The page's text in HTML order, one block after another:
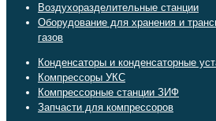
Воздухоразделительные станции
Оборудование для хранения и
газов
Конденсаторы и конденсаторные
Компрессоры УКС
Компрессорные станции ЗИФ
Запчасти для компрессоров